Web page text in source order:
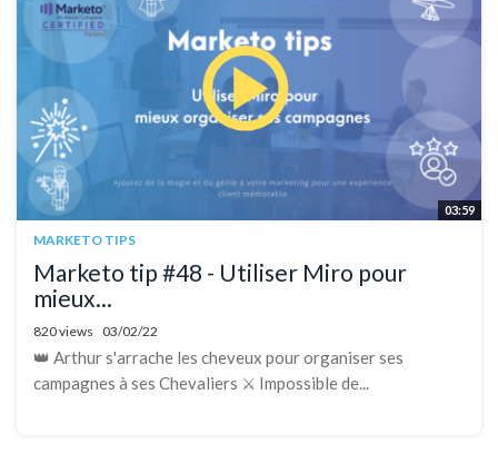
03:59
MARKETO TIPS
Marketo tip #48 - Utiliser Miro pour
mieux...
820 views 03/02/22
👑 Arthur s'arrache les cheveux pour organiser ses
campagnes à ses Chevaliers ⚔️ Impossible de...